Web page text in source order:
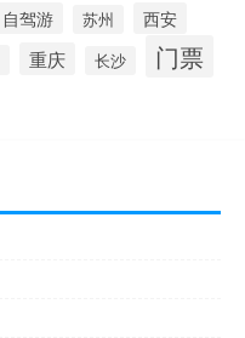
自驾游 苏州 西安
重庆 长沙 门票